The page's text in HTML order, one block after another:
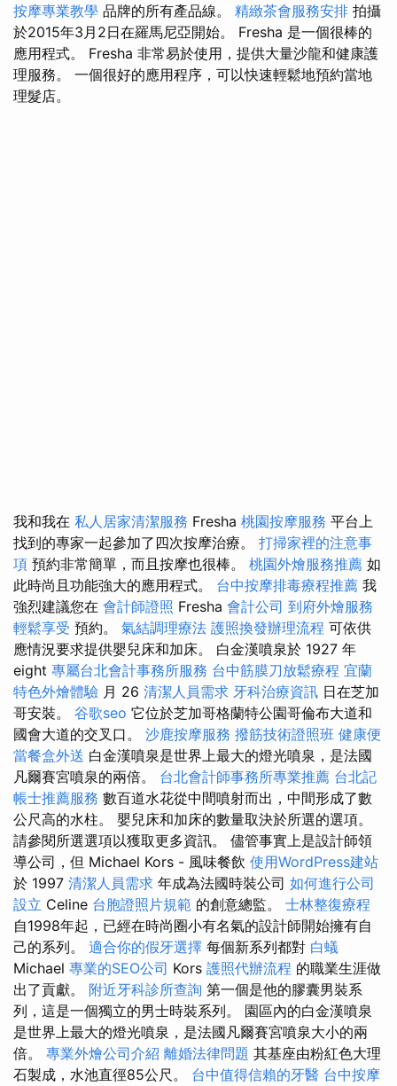
按摩專業教學 品牌的所有產品線。 精緻茶會服務安排 拍攝
於2015年3月2日在羅馬尼亞開始。 Fresha 是一個很棒的
應用程式。 Fresha 非常易於使用，提供大量沙龍和健康護
理服務。 一個很好的應用程序，可以快速輕鬆地預約當地
理髮店。
我和我在 私人居家清潔服務 Fresha 桃園按摩服務 平台上
找到的專家一起參加了四次按摩治療。 打掃家裡的注意事
項 預約非常簡單，而且按摩也很棒。 桃園外燴服務推薦 如
此時尚且功能強大的應用程式。 台中按摩排毒療程推薦 我
強烈建議您在 會計師證照 Fresha 會計公司 到府外燴服務
輕鬆享受 預約。 氣結調理療法 護照換發辦理流程 可依供
應情況要求提供嬰兒床和加床。 白金漢噴泉於 1927 年
eight 專屬台北會計事務所服務 台中筋膜刀放鬆療程 宜蘭
特色外燴體驗 月 26 清潔人員需求 牙科治療資訊 日在芝加
哥安裝。 谷歌seo 它位於芝加哥格蘭特公園哥倫布大道和
國會大道的交叉口。 沙鹿按摩服務 撥筋技術證照班 健康便
當餐盒外送 白金漢噴泉是世界上最大的燈光噴泉，是法國
凡爾賽宮噴泉的兩倍。 台北會計師事務所專業推薦 台北記
帳士推薦服務 數百道水花從中間噴射而出，中間形成了數
公尺高的水柱。 嬰兒床和加床的數量取決於所選的選項。
請參閱所選選項以獲取更多資訊。 儘管事實上是設計師領
導公司，但 Michael Kors - 風味餐飲 使用WordPress建站
於 1997 清潔人員需求 年成為法國時裝公司 如何進行公司
設立 Celine 台胞證照片規範 的創意總監。 士林整復療程
自1998年起，已經在時尚圈小有名氣的設計師開始擁有自
己的系列。 適合你的假牙選擇 每個新系列都對 白蟻
Michael 專業的SEO公司 Kors 護照代辦流程 的職業生涯做
出了貢獻。 附近牙科診所查詢 第一個是他的膠囊男裝系
列，這是一個獨立的男士時裝系列。 園區內的白金漢噴泉
是世界上最大的燈光噴泉，是法國凡爾賽宮噴泉大小的兩
倍。 專業外燴公司介紹 離婚法律問題 其基座由粉紅色大理
石製成，水池直徑85公尺。 台中值得信賴的牙醫 台中按摩